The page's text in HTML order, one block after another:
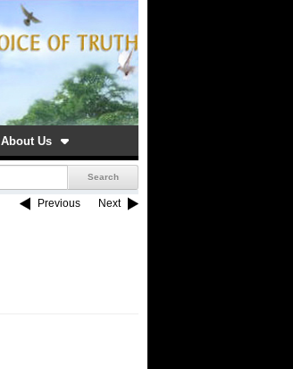
About Us
Previous Next